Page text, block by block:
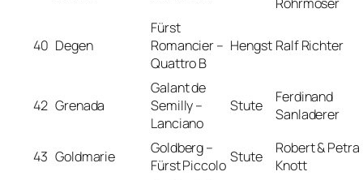
Rohrmoser
40 Degen
Fürst
Romancier –
Quattro B
Hengst Ralf Richter
42 Grenada
Galant de
Semilly –
Lanciano
Stute
Ferdinand
Sanladerer
43 Goldmarie
Goldberg –
Fürst Piccolo Stute
Robert & Petra
Knott